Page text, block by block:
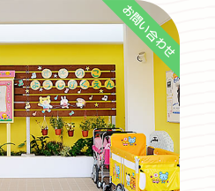
お問い合わせ